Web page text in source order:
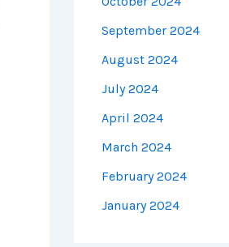
September 2024
August 2024
July 2024
April 2024
March 2024
February 2024
January 2024